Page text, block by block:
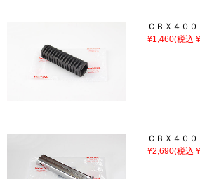
ＣＢＸ４０
¥1,460(税込
ＣＢＸ４０
¥2,690(税込